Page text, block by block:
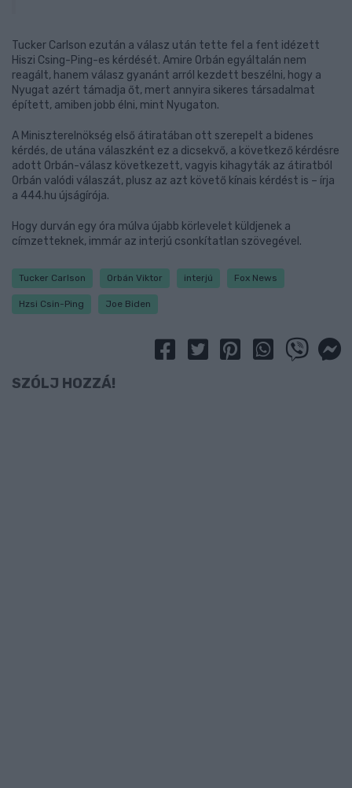
Tucker Carlson ezután a válasz után tette fel a fent idézett
Hiszi Csing-Ping-es kérdését. Amire Orbán egyáltalán nem
reagált, hanem válasz gyanánt arról kezdett beszélni, hogy a
Nyugat azért támadja őt, mert annyira sikeres társadalmat
épített, amiben jobb élni, mint Nyugaton.
A Miniszterelnökség első átiratában ott szerepelt a bidenes
kérdés, de utána válaszként ez a dicsekvő, a következő kérdésre
adott Orbán-válasz következett, vagyis kihagyták az átiratból
Orbán valódi válaszát, plusz az azt követő kínais kérdést is – írja
a 444.hu újságírója.
Hogy durván egy óra múlva újabb körlevelet küldjenek a
címzetteknek, immár az interjú csonkítatlan szövegével.
Tucker Carlson Orbán Viktor interjú Fox News
Hzsi Csin-Ping Joe Biden
SZÓLJ HOZZÁ!